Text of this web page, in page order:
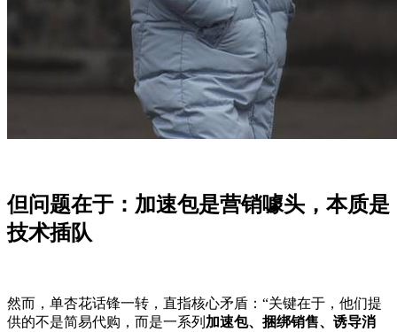
但问题在于：加速包是营销噱头，本质是
技术插队
然而，单杏花话锋一转，直指核心矛盾：“关键在于，他们提
供的不是简易代购，而是一系列 加速包、捆绑销售、诱导消